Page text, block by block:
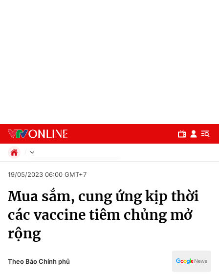
Chuyên mục
Chính trị
Xã hội
Pháp luật
Thể thao
Truyền hình
Văn hóa - Giải trí
Đời sống
19/05/2023 06:00 GMT+7
Mua sắm, cung ứng kịp thời
các vaccine tiêm chủng mở
rộng
Theo Báo Chính phủ